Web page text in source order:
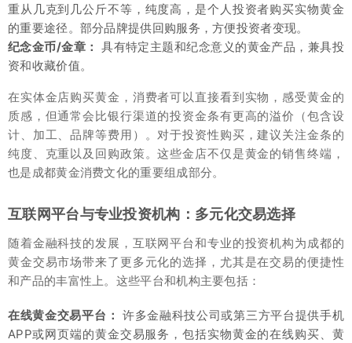
重从几克到几公斤不等，纯度高，是个人投资者购买实物黄金
的重要途径。部分品牌提供回购服务，方便投资者变现。
纪念金币/金章： 具有特定主题和纪念意义的黄金产品，兼具投
资和收藏价值。
在实体金店购买黄金，消费者可以直接看到实物，感受黄金的
质感，但通常会比银行渠道的投资金条有更高的溢价（包含设
计、加工、品牌等费用）。对于投资性购买，建议关注金条的
纯度、克重以及回购政策。这些金店不仅是黄金的销售终端，
也是成都黄金消费文化的重要组成部分。
互联网平台与专业投资机构：多元化交易选择
随着金融科技的发展，互联网平台和专业的投资机构为成都的
黄金交易市场带来了更多元化的选择，尤其是在交易的便捷性
和产品的丰富性上。这些平台和机构主要包括：
在线黄金交易平台： 许多金融科技公司或第三方平台提供手机
APP或网页端的黄金交易服务，包括实物黄金的在线购买、黄